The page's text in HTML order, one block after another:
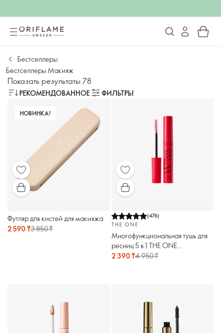
Бестселлеры
Бестселлеры Макияж
Показать результаты 78
РЕКОМЕНДОВАННОЕ ФИЛЬТРЫ
НОВИНКА!
Футляр для кистей для макияжа
2 590 ₸3 850 ₸
(476)
THE ONE
Многофункциональная тушь для
ресниц 5 в 1 THE ONE
Wonderlash XXL
2 390 ₸4 950 ₸